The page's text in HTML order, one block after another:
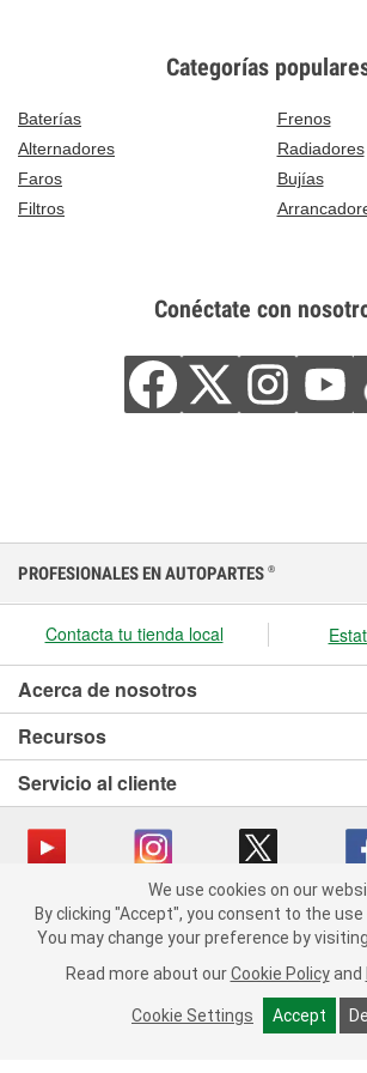
Categorías
Baterías
Frenos
Alternadores
Radiadores
Faros
Bujías
Filtros
Conéctate con
We use cookies on our website. By clicking
to the use of All the
You may change your preference by
Read more about our Cookie Policy and
Cookie Settings Accept
PROFESIONALES EN AUTOPARTES ®
Contacta tu tienda local
Acerca de nosotros
Recursos
Servicio al cliente
Copyright © 2008-2026 O’Reilly Auto Parts v
catalog_main
Política de privacidad
Ley de transparencia en las
We use cookies on our
By clicking "Accept", you consent to the use
You may change your preference by
Read more about our Cookie Policy and
Cookie Settings Accept